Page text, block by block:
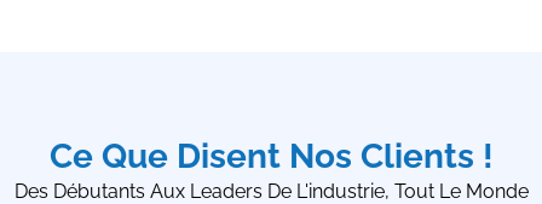
Ce Que Disent Nos Clients !
Des Débutants Aux Leaders De L'industrie, Tout Le Monde